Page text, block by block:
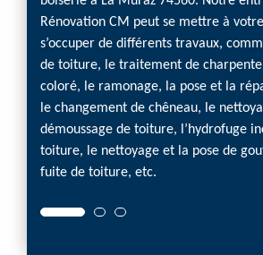
Rénovation CM peut se mettre à
s’occuper de différents travaux,
de toiture, le traitement de
coloré, le ramonage, la pose et la
le changement de chêneau, le
démoussage de toiture, l’hydrofuge
toiture, le nettoyage et la pose de
fuite de toiture, etc.